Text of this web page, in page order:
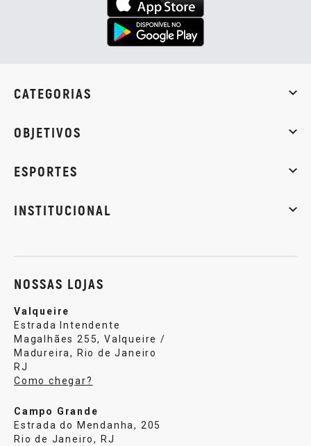
CATEGORIAS
OBJETIVOS
ESPORTES
INSTITUCIONAL
NOSSAS LOJAS
Valqueire
Estrada Intendente
Magalhães 255, Valqueire /
Madureira, Rio de Janeiro
RJ
Como chegar?
Campo Grande
Estrada do Mendanha, 205
Rio de Janeiro, RJ